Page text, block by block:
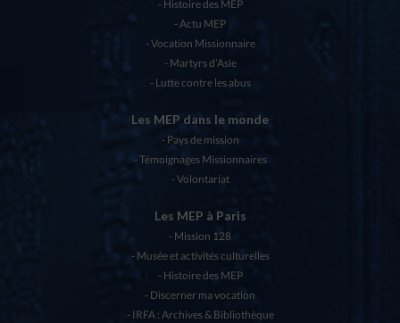
Histoire des MEP
Actu MEP
Vocation Missionnaire
Martyrs d’Asie
Lutte contre les abus
Les MEP dans le monde
Pays de mission
Témoignages Missionnaires
Volontariat
Les MEP à Paris
Mission 128
Musée et activités culturelles
Histoire des MEP
Discerner ma vocation
IRFA : Archives & Bibliothèque